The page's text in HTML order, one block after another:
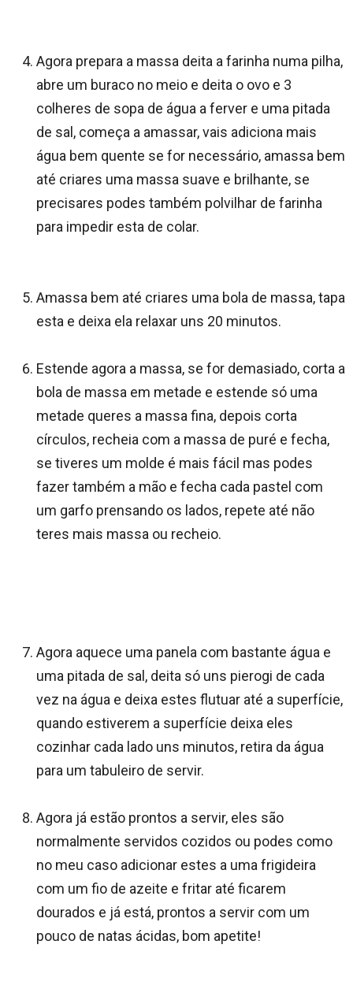
Agora prepara a massa deita a farinha numa pilha,
abre um buraco no meio e deita o ovo e 3
colheres de sopa de água a ferver e uma pitada
de sal, começa a amassar, vais adiciona mais
água bem quente se for necessário, amassa bem
até criares uma massa suave e brilhante, se
precisares podes também polvilhar de farinha
para impedir esta de colar.
Amassa bem até criares uma bola de massa, tapa
esta e deixa ela relaxar uns 20 minutos.
Estende agora a massa, se for demasiado, corta a
bola de massa em metade e estende só uma
metade queres a massa fina, depois corta
círculos, recheia com a massa de puré e fecha,
se tiveres um molde é mais fácil mas podes
fazer também a mão e fecha cada pastel com
um garfo prensando os lados, repete até não
teres mais massa ou recheio.
Agora aquece uma panela com bastante água e
uma pitada de sal, deita só uns pierogi de cada
vez na água e deixa estes flutuar até a superfície,
quando estiverem a superfície deixa eles
cozinhar cada lado uns minutos, retira da água
para um tabuleiro de servir.
Agora já estão prontos a servir, eles são
normalmente servidos cozidos ou podes como
no meu caso adicionar estes a uma frigideira
com um fio de azeite e fritar até ficarem
dourados e já está, prontos a servir com um
pouco de natas ácidas, bom apetite!